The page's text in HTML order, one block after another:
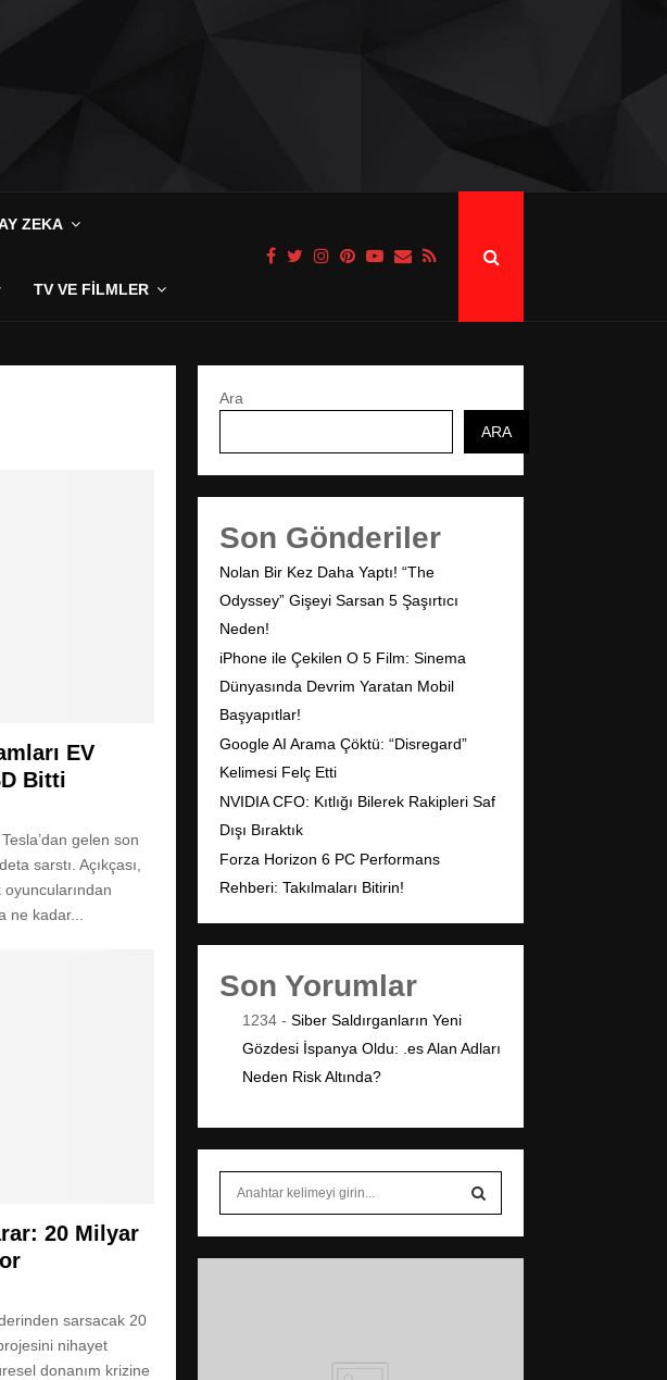
ZEKA
TV VE FILMLER
EV
Bitti
gelen son
sarstı. Açıkçası,
ne kadar...
20 Milyar
sarsacak 20
nihayet
donanım krizine
Ara
ARA
Son Gönderiler
Nolan Bir Kez Daha Yaptı! “The
Odyssey” Gişeyi Sarsan 5 Şaşırtıcı
Neden!
iPhone ile Çekilen O 5 Film: Sinema
Dünyasında Devrim Yaratan Mobil
Başyapıtlar!
Google AI Arama Çöktü: “Disregard”
Kelimesi Felç Etti
NVIDIA CFO: Kıtlığı Bilerek Rakipleri Saf
Dışı Bıraktık
Forza Horizon 6 PC Performans
Rehberi: Takılmaları Bitirin!
Son Yorumlar
1234 - Siber Saldırganların Yeni
Gözdesi İspanya Oldu: .es Alan Adları
Neden Risk Altında?
S